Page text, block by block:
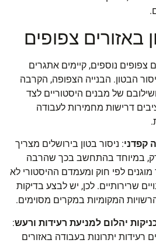
באזורים צפופים
צפופים נוספים, קיימים אתגרים
הבטון. הבנייה הצפופה, הקרבה
של מבנים היסטוריים לצד
דרישות מחמירות לעבודה
קפדני: ניסור בטון בירושלים מצריך
במיוחד בהתחשב בכך שהרבה
מוגנים לפי חוק ומעמדם ההיסטורי לא
שרירותיים. לכן, יש לבצע בדיקות
המקומיות במקרים מסוימים.
יהלום למניעת רעידות ורעש:
רעידות יתרונות בעבודה באזורים